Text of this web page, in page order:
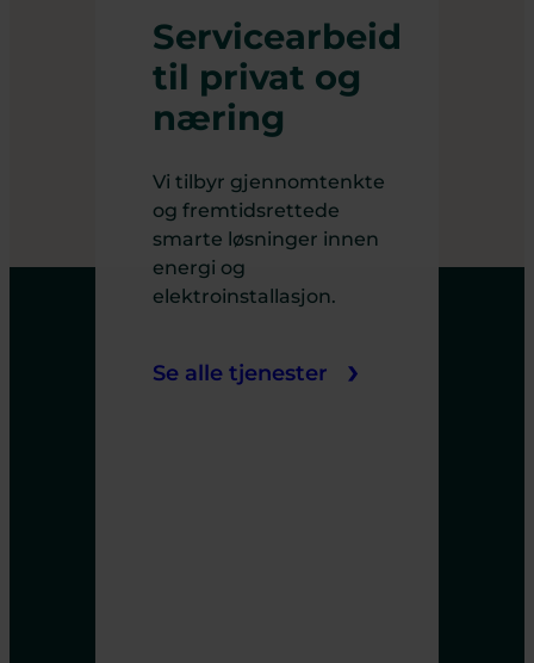
Servicearbeid
til privat og
næring
Vi tilbyr gjennomtenkte
og fremtidsrettede
smarte løsninger innen
energi og
elektroinstallasjon.
Se alle tjenester